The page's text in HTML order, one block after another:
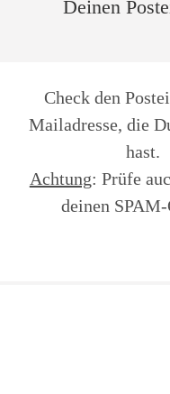
Deinen
Check den
Mailadresse, die
hast.
Achtung: Prüfe
deinen